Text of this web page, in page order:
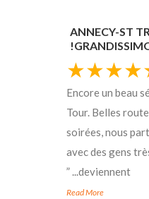
ANNECY-ST
Encore un beau
Tour. Belles
soirées, nous
avec des gens
deviennent
...
”
Read More